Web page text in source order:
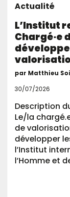
Actualité
L’Institut
Chargé·e
par Matthieu
30/07/2026
Description
Le/la
de
développer
l’Institut
l’Homme et